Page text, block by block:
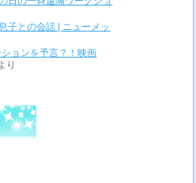
子との会話 | ニューメッ
ョンを予言？！映画
り